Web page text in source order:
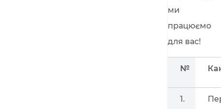
ми
працюємо
для вас!
№
1.